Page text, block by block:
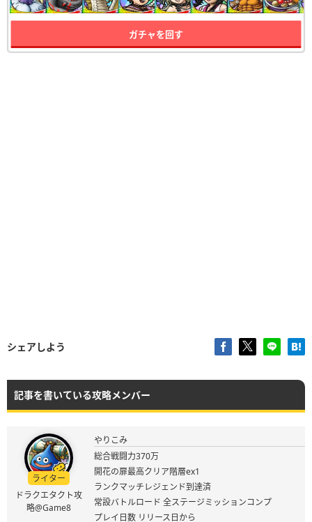
ガチャを回す
シェアしよう
記事を書いている攻略メンバー
ライター
ドラクエタクト攻
略@Game8
やりこみ
総合戦闘力370万
開花の扉最高クリア階層ex1
ランクマッチレジェンド到達済
常設バトルロード 全ステージミッションコンプ
プレイ日数 リリース日から